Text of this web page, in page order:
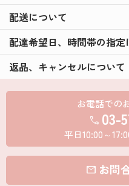
配送について
配達希望日、時間帯の指定
返品、キャンセルについて
お電話での
call 03-
平日10:00～
mail お問